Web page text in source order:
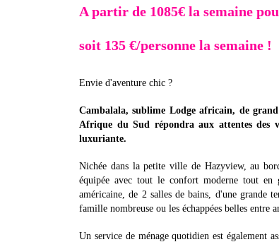
A partir de 1085€ la semaine
soit 135 €/personne la semaine !
Envie d'aventure chic ?
Cambalala, sublime Lodge africain, de
Afrique du Sud répondra aux attentes des
luxuriante.
Nichée dans la petite ville de Hazyview, au
équipée avec tout le confort moderne tout en
américaine, de 2 salles de bains, d'une grande
famille nombreuse ou les échappées belles entre
Un service de ménage quotidien est également